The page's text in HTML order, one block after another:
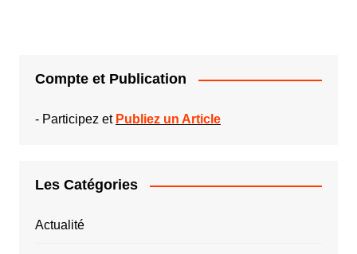
Compte et Publication
- Participez et Publiez un Article
Les Catégories
Actualité